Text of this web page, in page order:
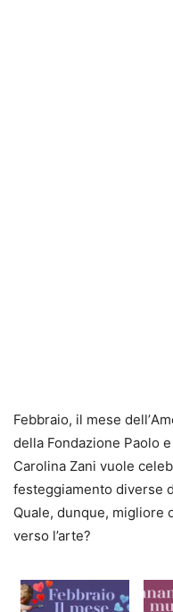
Febbraio, il mese dell’
della Fondazione Paolo e
Carolina Zani vuole
festeggiamento diverse
Quale, dunque, migliore
verso l’arte?